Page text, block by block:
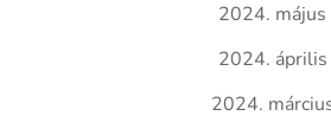
2024. május
2024. április
2024.